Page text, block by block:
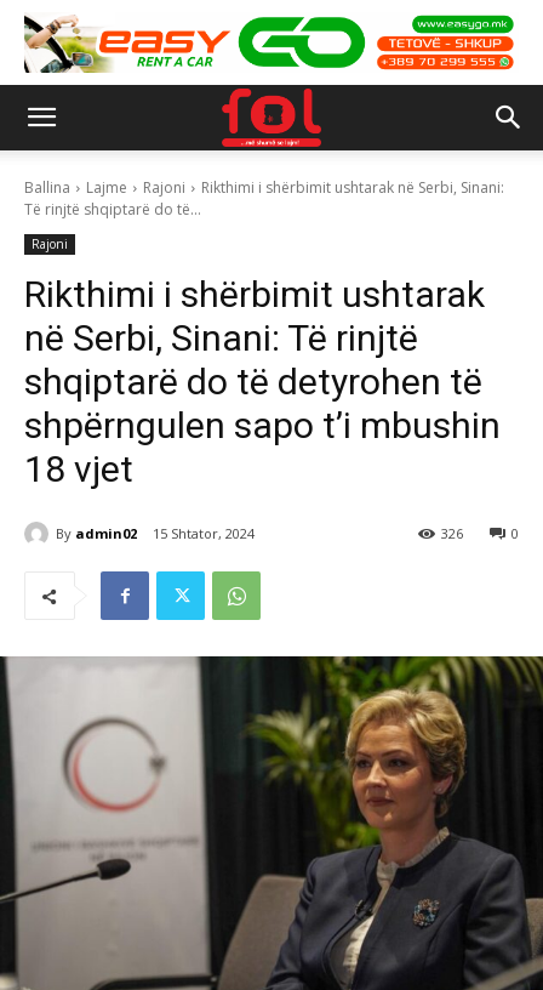
Ballina Lajme Rajoni
Rikthimi i shërbimit ushtarak në Serbi, Sinani:
Të rinjtë shqiptarë do të...
Rajoni
Rikthimi i shërbimit ushtarak
në Serbi, Sinani: Të rinjtë
shqiptarë do të detyrohen të
shpërngulen sapo t’i mbushin
18 vjet
By admin02 15 Shtator, 2024 0
326